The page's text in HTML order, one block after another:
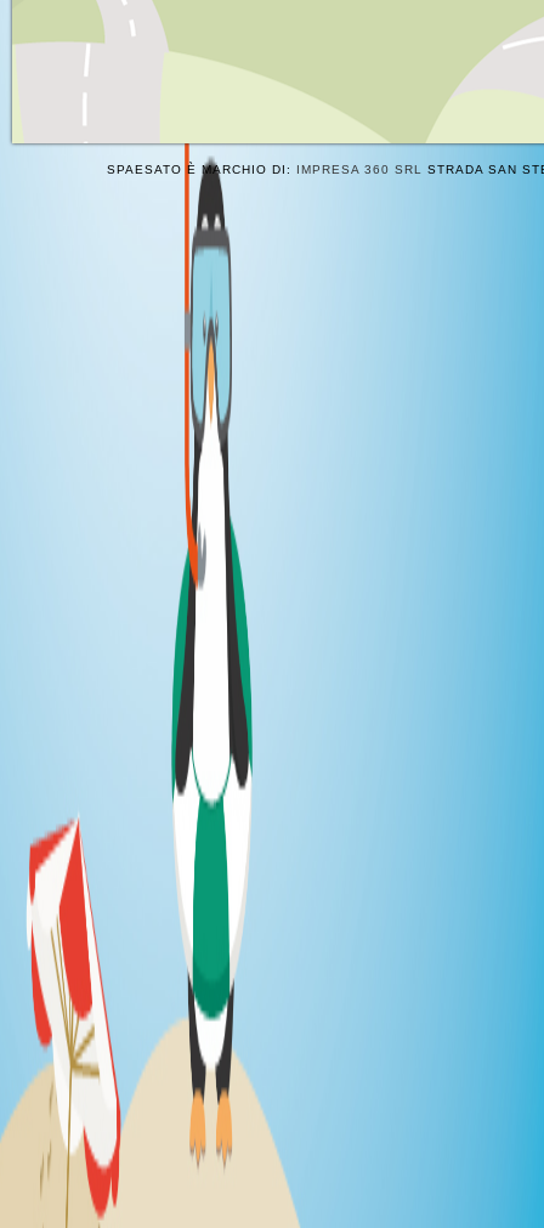
SPAESATO È MARCHIO DI: IMPRESA 360 SRL STRADA SAN